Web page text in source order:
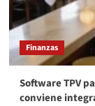
Finanzas
Software TPV
conviene